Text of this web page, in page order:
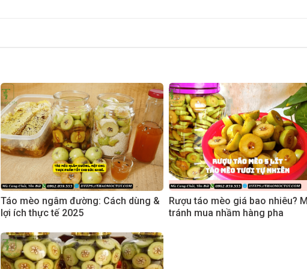
Táo mèo ngâm đường: Cách dùng &
lợi ích thực tế 2025
Rượu táo mèo giá bao nhiêu?
tránh mua nhầm hàng pha